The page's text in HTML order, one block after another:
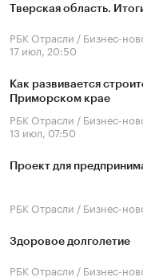
Тверская область.
РБК Отрасли / Бизнес-
17 июл, 20:50
Как развивается
Приморском крае
РБК Отрасли / Бизнес-
13 июл, 07:50
Проект для
РБК Отрасли / Бизнес-
Здоровое долголетие
РБК Отрасли / Бизнес-